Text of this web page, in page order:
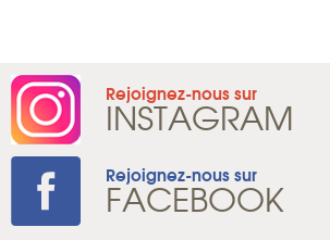
Rejoignez-nous sur
INSTAGRAM
Rejoignez-nous sur
FACEBOOK